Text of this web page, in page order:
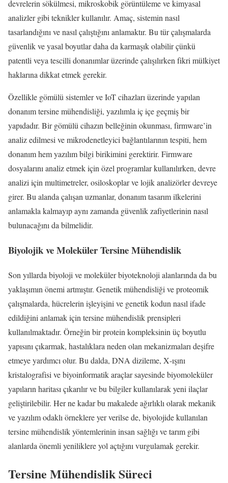
devrelerin sökülmesi, mikroskobik görüntüleme ve kimyasal
analizler gibi teknikler kullanılır. Amaç, sistemin nasıl
tasarlandığını ve nasıl çalıştığını anlamaktır. Bu tür çalışmalarda
güvenlik ve yasal boyutlar daha da karmaşık olabilir çünkü
patentli veya tescilli donanımlar üzerinde çalışılırken fikri mülkiyet
haklarına dikkat etmek gerekir.
Özellikle gömülü sistemler ve IoT cihazları üzerinde yapılan
donanım tersine mühendisliği, yazılımla iç içe geçmiş bir
yapıdadır. Bir gömülü cihazın belleğinin okunması, firmware’in
analiz edilmesi ve mikrodenetleyici bağlantılarının tespiti, hem
donanım hem yazılım bilgi birikimini gerektirir. Firmware
dosyalarını analiz etmek için özel programlar kullanılırken, devre
analizi için multimetreler, osiloskoplar ve lojik analizörler devreye
girer. Bu alanda çalışan uzmanlar, donanım tasarım ilkelerini
anlamakla kalmayıp aynı zamanda güvenlik zafiyetlerinin nasıl
bulunacağını da bilmelidir.
Biyolojik ve Moleküler Tersine Mühendislik
Son yıllarda biyoloji ve moleküler biyoteknoloji alanlarında da bu
yaklaşımın önemi artmıştır. Genetik mühendisliği ve proteomik
çalışmalarda, hücrelerin işleyişini ve genetik kodun nasıl ifade
edildiğini anlamak için tersine mühendislik prensipleri
kullanılmaktadır. Örneğin bir protein kompleksinin üç boyutlu
yapısını çıkarmak, hastalıklara neden olan mekanizmaları deşifre
etmeye yardımcı olur. Bu dalda, DNA dizileme, X‑ışını
kristalografisi ve biyoinformatik araçlar sayesinde biyomoleküler
yapıların haritası çıkarılır ve bu bilgiler kullanılarak yeni ilaçlar
geliştirilebilir. Her ne kadar bu makalede ağırlıklı olarak mekanik
ve yazılım odaklı örneklere yer verilse de, biyolojide kullanılan
tersine mühendislik yöntemlerinin insan sağlığı ve tarım gibi
alanlarda önemli yeniliklere yol açtığını vurgulamak gerekir.
Tersine Mühendislik Süreci